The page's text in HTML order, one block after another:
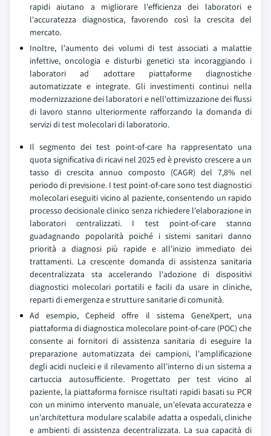
rapidi aiutano a migliorare l'efficienza dei laboratori e
l'accuratezza diagnostica, favorendo così la crescita del
mercato.
Inoltre, l'aumento dei volumi di test associati a malattie
infettive, oncologia e disturbi genetici sta incoraggiando i
laboratori ad adottare piattaforme diagnostiche
automatizzate e integrate. Gli investimenti continui nella
modernizzazione dei laboratori e nell'ottimizzazione dei flussi
di lavoro stanno ulteriormente rafforzando la domanda di
servizi di test molecolari di laboratorio.
Il segmento dei test point-of-care ha rappresentato una
quota significativa di ricavi nel 2025 ed è previsto crescere a un
tasso di crescita annuo composto (CAGR) del 7,8% nel
periodo di previsione. I test point-of-care sono test diagnostici
molecolari eseguiti vicino al paziente, consentendo un rapido
processo decisionale clinico senza richiedere l'elaborazione in
laboratori centralizzati. I test point-of-care stanno
guadagnando popolarità poiché i sistemi sanitari danno
priorità a diagnosi più rapide e all'inizio immediato dei
trattamenti. La crescente domanda di assistenza sanitaria
decentralizzata sta accelerando l'adozione di dispositivi
diagnostici molecolari portatili e facili da usare in cliniche,
reparti di emergenza e strutture sanitarie di comunità.
Ad esempio, Cepheid offre il sistema GeneXpert, una
piattaforma di diagnostica molecolare point-of-care (POC) che
consente ai fornitori di assistenza sanitaria di eseguire la
preparazione automatizzata dei campioni, l'amplificazione
degli acidi nucleici e il rilevamento all'interno di un sistema a
cartuccia autosufficiente. Progettato per test vicino al
paziente, la piattaforma fornisce risultati rapidi basati su PCR
con un minimo intervento manuale, un'elevata accuratezza e
un'architettura modulare scalabile adatta a ospedali, cliniche
e ambienti di assistenza decentralizzata. La sua capacità di